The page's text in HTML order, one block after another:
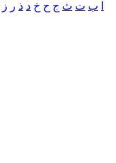
ب ت ث ج ح خ د ذ ر ز